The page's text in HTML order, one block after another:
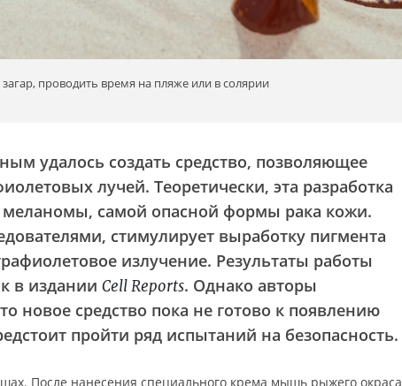
проводить время на пляже или в солярии
удалось создать средство, позволяющее
лучей. Теоретически, эта разработка
меланомы, самой опасной формы рака кожи.
стимулирует выработку пигмента
излучение. Результаты работы
в издании Cell Reports. Однако авторы
новое средство пока не готово к появлению
пройти ряд испытаний на безопасность.
После нанесения специального крема мышь рыжего окраса